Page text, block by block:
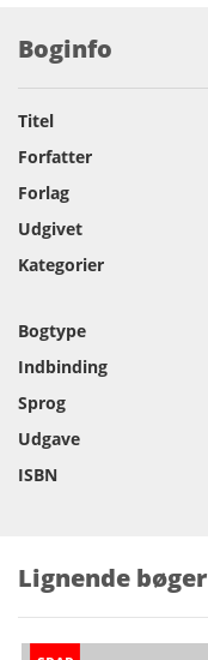
Boginfo
Titel
Forfatter
Forlag
Udgivet
Kategorier
Bogtype
Indbinding
Sprog
Udgave
ISBN
Lignende bøger